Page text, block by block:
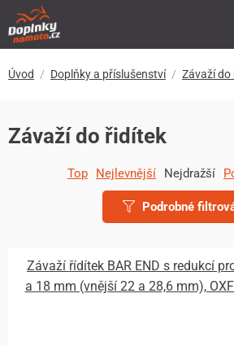
Úvod Doplňky a příslušenství Závaží do
Závaží do řidítek
Top Nejlevnější Nejdražší
Podrobné
Závaží řídítek BAR END s redukcí
a 18 mm (vnější 22 a 28,6 mm),